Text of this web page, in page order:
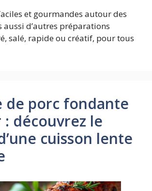
et gourmandes autour des
aussi d’autres préparations
salé, rapide ou créatif, pour tous
de porc fondante
découvrez le
cuisson lente